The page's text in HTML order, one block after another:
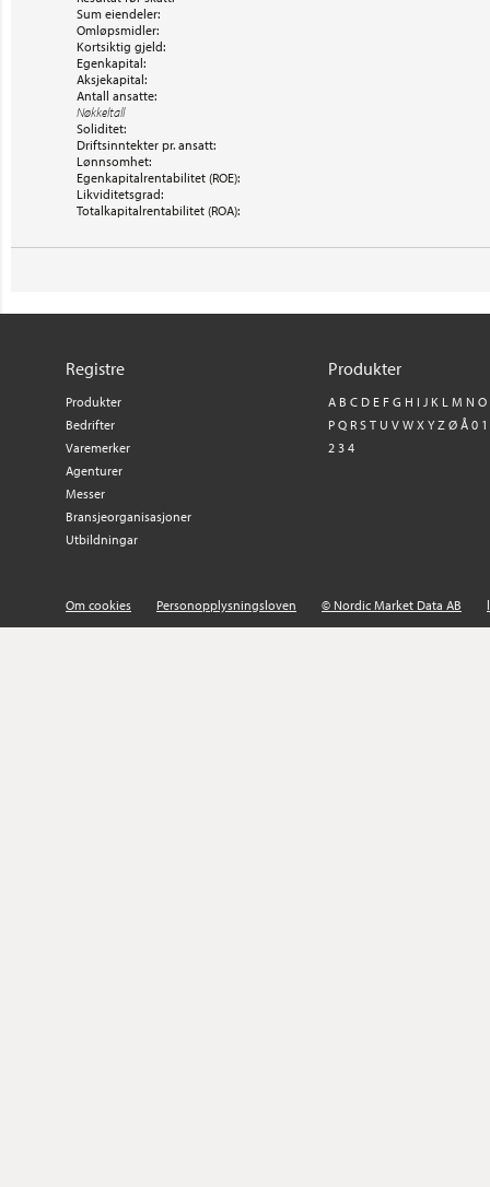
Sum eiendeler:
Omløpsmidler:
Kortsiktig gjeld:
Egenkapital:
Aksjekapital:
Antall ansatte:
Nøkkeltall
Soliditet:
Driftsinntekter pr. ansatt:
Lønnsomhet:
Egenkapitalrentabilitet (ROE):
Likviditetsgrad:
Totalkapitalrentabilitet (ROA):
Registre
Produkter
Bedrifter
Varemerker
Agenturer
Messer
Bransjeorganisasjoner
Utbildningar
Produkter
A B C D E F G H I J K L M N O
P Q R S T U V W X Y Z Ø Å 0 1
2 3 4
Om cookies Personopplysningsloven © Nordic Market Data AB